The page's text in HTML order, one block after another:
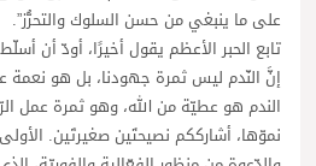
على ما ينبغي من حسن السلوك والتحرُّز”.
تابع الحبر الأعظم يقول أخيرًا، أودّ أن
إنَّ النّدم ليس ثمرة جهودنا، بل هو نعمة
الندم هو عطيّة من الله، وهو ثمرة عمل
نموّها، أشارككم نصيحتَين صغيرتَين.